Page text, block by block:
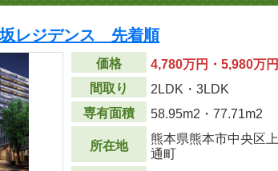
レジデンス 先着順
価格
4,780万円・5,980万円
間取り
2LDK・3LDK
専有面積
58.95m2 ・77.71m2
所在地
熊本県熊本市中央区上
通町